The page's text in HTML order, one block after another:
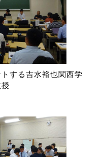
する吉水裕也関西学